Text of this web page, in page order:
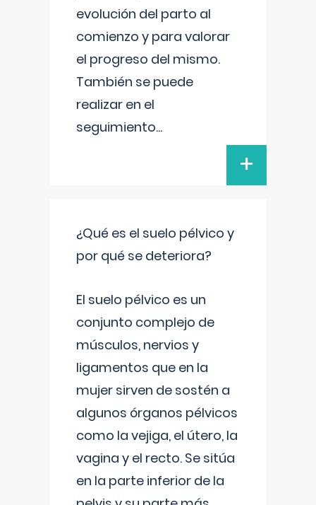
evolución del parto al
comienzo y para valorar
el progreso del mismo.
También se puede
realizar en el
seguimiento...
+
¿Qué es el suelo pélvico y
por qué se deteriora?
El suelo pélvico es un
conjunto complejo de
músculos, nervios y
ligamentos que en la
mujer sirven de sostén a
algunos órganos pélvicos
como la vejiga, el útero, la
vagina y el recto. Se sitúa
en la parte inferior de la